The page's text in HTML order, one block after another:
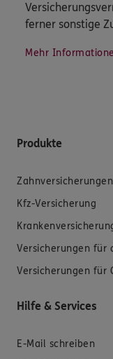
ferner sonstige
Mehr
Produkte
Zahnversicherungen
Kfz-Versicherung
Versicherungen für
Versicherungen für
Hilfe & Services
E-Mail schreiben